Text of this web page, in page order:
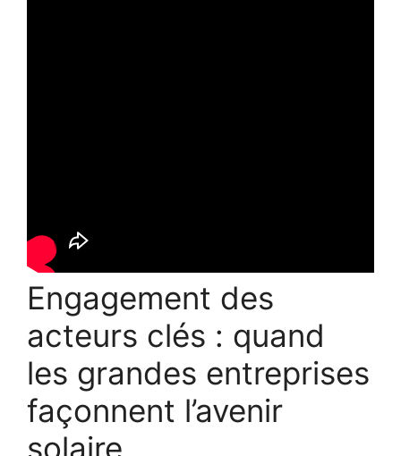
Engagement des
acteurs clés : quand
les grandes entreprises
façonnent l’avenir
solaire